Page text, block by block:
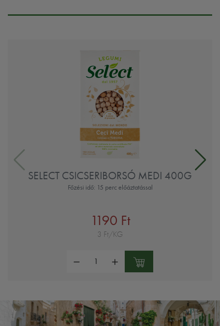
SELECT CSICSERIBORSÓ MEDI 400G
Főzési idő: 15 perc előáztatással
1190 Ft
3 Ft/KG